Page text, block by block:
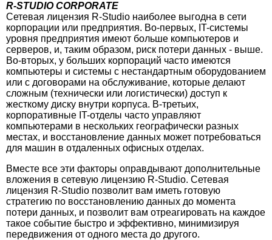
R-STUDIO CORPORATE
Сетевая лицензия R-Studio наиболее выгодна в сети
корпорации или предприятия. Во-первых, IT-системы
уровня предприятия имеют больше компьютеров и
серверов, и, таким образом, риск потери данных - выше.
Во-вторых, у больших корпораций часто имеются
компьютеры и системы с нестандартным оборудованием
или с договорами на обслуживание, которые делают
сложным (технически или логистически) доступ к
жесткому диску внутри корпуса. В-третьих,
корпоративные IT-отделы часто управляют
компьютерами в нескольких географически разных
местах, и восстановление данных может потребоваться
для машин в отдаленных офисных отделах.
Вместе все эти факторы оправдывают дополнительные
вложения в сетевую лицензию R-Studio. Сетевая
лицензия R-Studio позволит вам иметь готовую
стратегию по восстановлению данных до момента
потери данных, и позволит вам отреагировать на каждое
такое событие быстро и эффективно, минимизируя
передвижения от одного места до другого.